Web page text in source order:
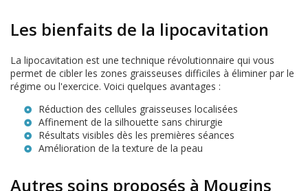
Les bienfaits de la lipocavitation
La lipocavitation est une technique révolutionnaire qui vous
permet de cibler les zones graisseuses difficiles à éliminer par le
régime ou l'exercice. Voici quelques avantages :
Réduction des cellules graisseuses localisées
Affinement de la silhouette sans chirurgie
Résultats visibles dès les premières séances
Amélioration de la texture de la peau
Autres soins proposés à Mougins